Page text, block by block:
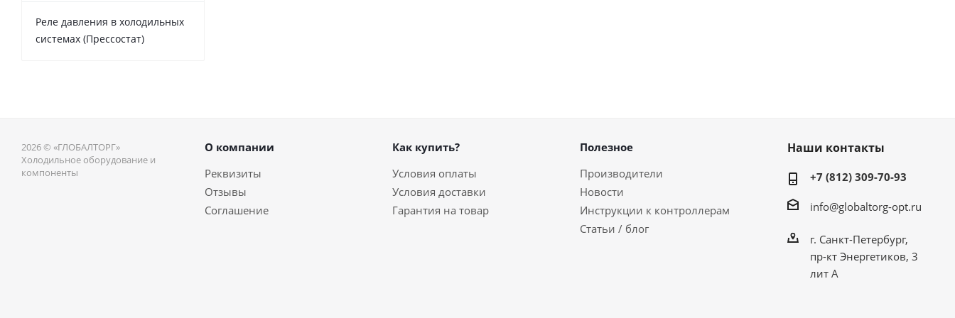
Реле давления в холодильных
системах (Прессостат)
2026 © «ГЛОБАЛТОРГ»
Холодильное оборудование и
компоненты
О компании
Реквизиты
Отзывы
Соглашение
Как купить?
Условия оплаты
Условия доставки
Гарантия на товар
Полезное
Производители
Новости
Инструкции к контроллерам
Статьи / блог
Наши контакты
+7 (812) 309-70-93
info@globaltorg-opt.ru
г. Санкт-Петербург,
пр-кт Энергетиков, 3
лит А